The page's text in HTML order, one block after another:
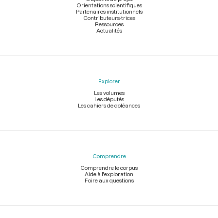
Orientations scientifiques
Partenaires institutionnels
Contributeurs-trices
Ressources
Actualités
Explorer
Les volumes
Les députés
Les cahiers de doléances
Comprendre
Comprendre le corpus
Aide à l'exploration
Foire aux questions